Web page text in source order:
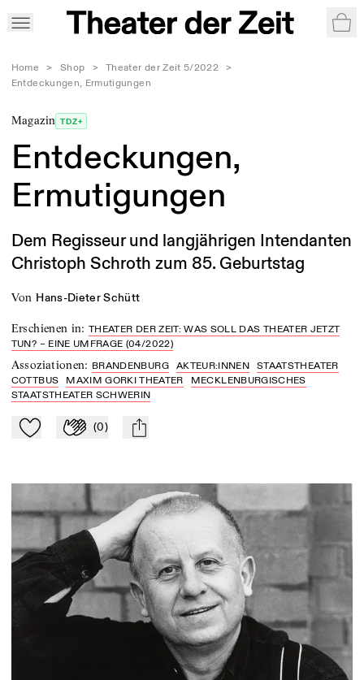
Home > Shop > Theater der Zeit 5/2022
>
Entdeckungen, Ermutigungen
Magazin TDZ+
Entdeckungen,
Ermutigungen
Dem Regisseur und langjährigen Intendanten
Christoph Schroth zum 85. Geburtstag
von Hans-Dieter Schütt
Erschienen in:THEATER DER ZEIT: WAS SOLL DAS THEATER JETZT
TUN? – EINE UMFRAGE (04/2022)
Assoziationen: BRANDENBURG AKTEUR:INNEN
STAATSTHEATER
COTTBUS
MAXIM GORKI THEATER
MECKLENBURGISCHES
STAATSTHEATER SCHWERIN
Zu Mein-TdZ hinzufügen
Applaudieren
(0) mail